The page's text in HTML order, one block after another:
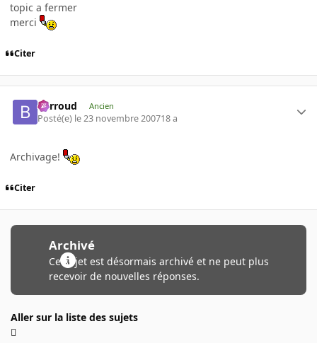
topic a fermer
merci
Citer
Barroud Ancien
Posté(e) le 23 novembre 200718 a
Archivage!
Citer
Archivé
Ce sujet est désormais archivé et ne peut plus
recevoir de nouvelles réponses.
Aller sur la liste des sujets